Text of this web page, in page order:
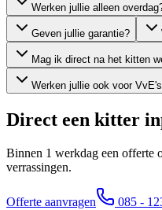
Werken jullie alleen
Geven jullie garantie?
Mag ik direct na het kitten
Werken jullie ook voor
Direct een kitter
Binnen 1 werkdag een offerte
verrassingen.
Offerte aanvragen 085 -